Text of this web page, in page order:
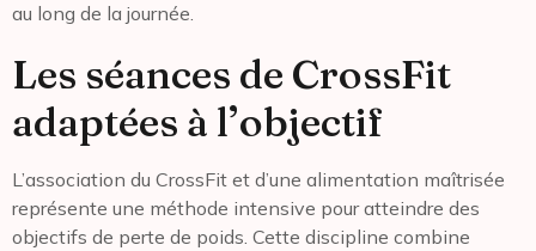
au long de la journée.
Les séances de CrossFit
adaptées à l’objectif
L’association du CrossFit et d’une alimentation maîtrisée
représente une méthode intensive pour atteindre des
objectifs de perte de poids. Cette discipline combine